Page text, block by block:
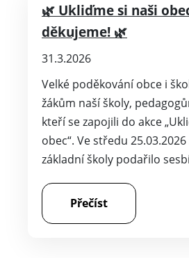
🌿 Ukliďme si naši
děkujeme! 🌿
31.3.2026
Velké poděkování obce i
žákům naší školy,
kteří se zapojili do akce
obec“. Ve středu
základní školy podařilo
Přečíst